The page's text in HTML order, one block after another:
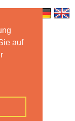
aufApp
Privacy